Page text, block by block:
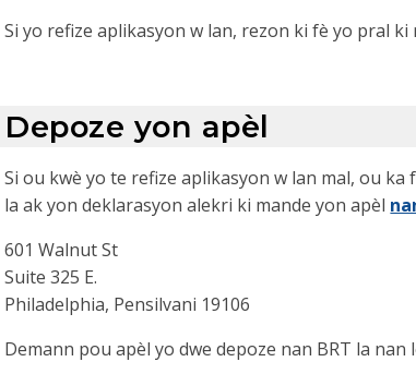
Si yo refize aplikasyon w lan, rezon ki fè yo pral ki
Depoze yon apèl
Si ou kwè yo te refize aplikasyon w lan mal, ou
la ak yon deklarasyon alekri ki mande yon apèl
601 Walnut St
Suite 325 E.
Philadelphia, Pensilvani 19106
Demann pou apèl yo dwe depoze nan BRT la